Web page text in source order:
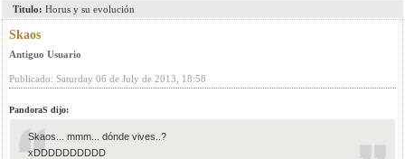
Titulo: Horus y su evolución
Skaos
Antiguo Usuario
Publicado: Saturday 06 de July de 2013, 18:58
PandoraS dijo:
Skaos... mmm... dónde vives..?
xDDDDDDDDDD